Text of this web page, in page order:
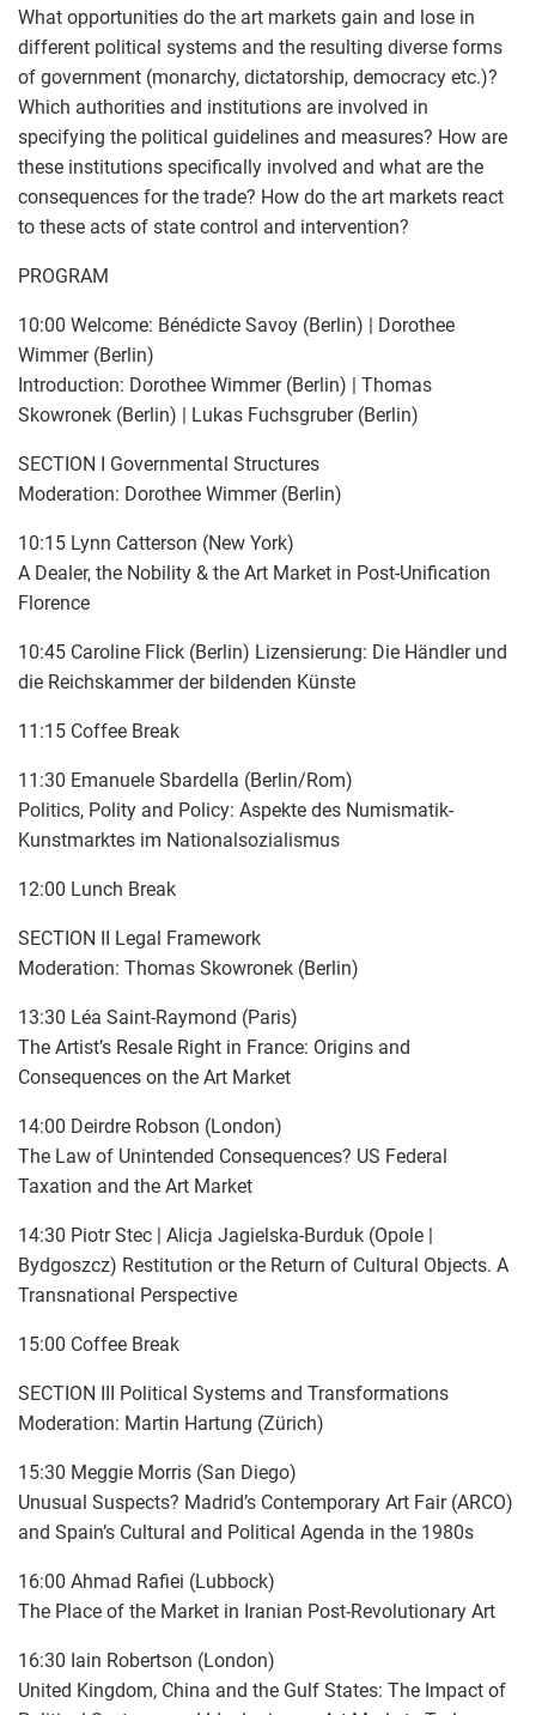
What opportunities do the art markets gain and lose in
different political systems and the resulting diverse forms
of government (monarchy, dictatorship, democracy etc.)?
Which authorities and institutions are involved in
specifying the political guidelines and measures? How are
these institutions specifically involved and what are the
consequences for the trade? How do the art markets react
to these acts of state control and intervention?
PROGRAM
10:00 Welcome: Bénédicte Savoy (Berlin) | Dorothee
Wimmer (Berlin)
Introduction: Dorothee Wimmer (Berlin) | Thomas
Skowronek (Berlin) | Lukas Fuchsgruber (Berlin)
SECTION I Governmental Structures
Moderation: Dorothee Wimmer (Berlin)
10:15 Lynn Catterson (New York)
A Dealer, the Nobility & the Art Market in Post-Unification
Florence
10:45 Caroline Flick (Berlin) Lizensierung: Die Händler und
die Reichskammer der bildenden Künste
11:15 Coffee Break
11:30 Emanuele Sbardella (Berlin/Rom)
Politics, Polity and Policy: Aspekte des Numismatik-
Kunstmarktes im Nationalsozialismus
12:00 Lunch Break
SECTION II Legal Framework
Moderation: Thomas Skowronek (Berlin)
13:30 Léa Saint-Raymond (Paris)
The Artist’s Resale Right in France: Origins and
Consequences on the Art Market
14:00 Deirdre Robson (London)
The Law of Unintended Consequences? US Federal
Taxation and the Art Market
14:30 Piotr Stec | Alicja Jagielska-Burduk (Opole |
Bydgoszcz) Restitution or the Return of Cultural Objects. A
Transnational Perspective
15:00 Coffee Break
SECTION III Political Systems and Transformations
Moderation: Martin Hartung (Zürich)
15:30 Meggie Morris (San Diego)
Unusual Suspects? Madrid’s Contemporary Art Fair (ARCO)
and Spain’s Cultural and Political Agenda in the 1980s
16:00 Ahmad Rafiei (Lubbock)
The Place of the Market in Iranian Post-Revolutionary Art
16:30 Iain Robertson (London)
United Kingdom, China and the Gulf States: The Impact of